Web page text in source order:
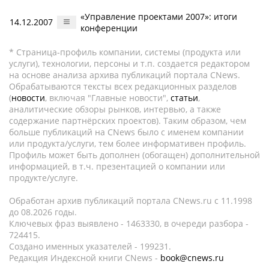
14.12.2007
«Управление проектами 2007»: итоги
конференции
* Страница-профиль компании, системы (продукта или
услуги), технологии, персоны и т.п. создается редактором
на основе анализа архива публикаций портала CNews.
Обрабатываются тексты всех редакционных разделов
(новости, включая "Главные новости", статьи,
аналитические обзоры рынков, интервью, а также
содержание партнёрских проектов). Таким образом, чем
больше публикаций на CNews было с именем компании
или продукта/услуги, тем более информативен профиль.
Профиль может быть дополнен (обогащен) дополнительной
информацией, в т.ч. презентацией о компании или
продукте/услуге.
Обработан архив публикаций портала CNews.ru c 11.1998
до 08.2026 годы.
Ключевых фраз выявлено - 1463330, в очереди разбора -
724415.
Создано именных указателей - 199231.
Редакция Индексной книги CNews - book@cnews.ru